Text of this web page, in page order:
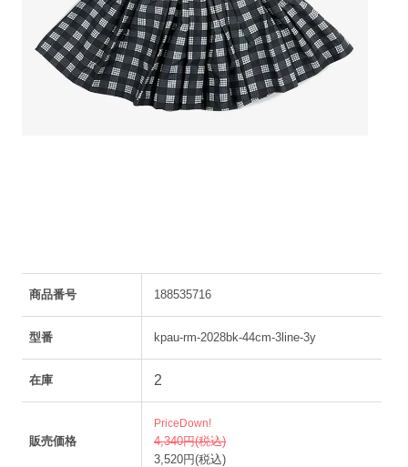
商品番号 188535716
型番 kpau-rm-2028bk-44cm-3line-3y
在庫 2
販売価格
PriceDown!
4,340円(税込)
3,520円(税込)